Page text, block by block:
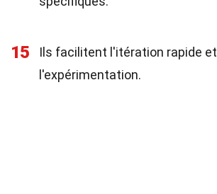
15
Ils facilitent l'itération rapide et
l'expérimentation.